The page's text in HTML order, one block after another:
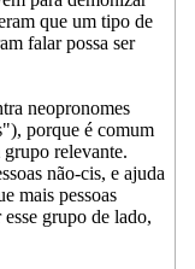
que um tipo de
falar possa ser
neopronomes
porque é comum
grupo relevante.
não-cis, e ajuda
mais pessoas
grupo de lado,